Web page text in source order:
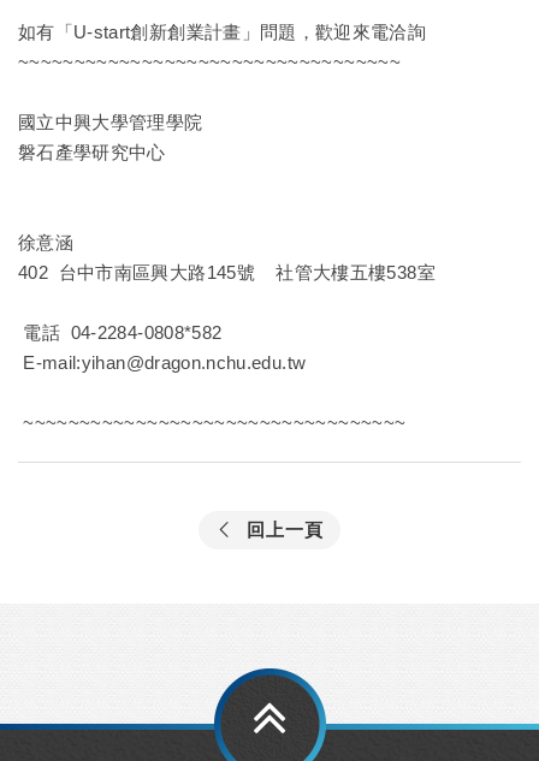
如有「U-start創新創業計畫」問題，歡迎來電洽詢
~~~~~~~~~~~~~~~~~~~~~~~~~~~~~~~~~~
國立中興大學管理學院
磐石產學研究中心
徐意涵
402 台中市南區興大路145號 社管大樓五樓538室
電話 04-2284-0808*582
E-mail:yihan@dragon.nchu.edu.tw
~~~~~~~~~~~~~~~~~~~~~~~~~~~~~~~~~~
回上一頁